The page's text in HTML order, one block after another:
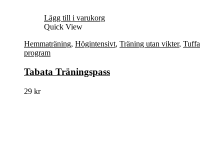
Lägg till i varukorg
Quick View
Hemmaträning, Högintensivt, Träning utan vikter, Tuffa
program
Tabata Träningspass
29 kr